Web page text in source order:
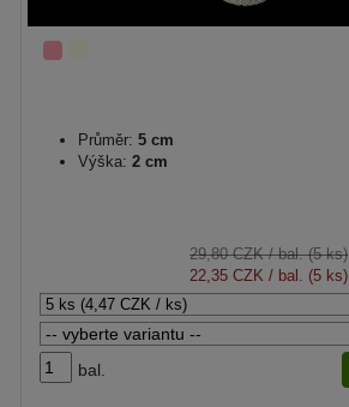
Průměr: 5 cm
Výška: 2 cm
29,80 CZK/ bal. (5 ks)
22,35 CZK / bal. (5 ks)
bal.